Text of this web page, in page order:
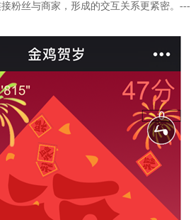
粉丝与商家，形成的交互关系更紧密。---